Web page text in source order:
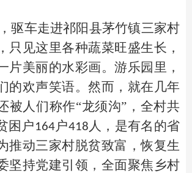
驱车走进祁阳县茅竹镇三家村
只见这里各种蔬菜旺盛生长，
片美丽的水彩画。游乐园里，
的欢声笑语。然而，就在几年
被人们称作“龙须沟”，全村共
困户164户418 人，是有名的省
推动三家村脱贫致富，恢复生
坚持党建引领，全面聚焦乡村